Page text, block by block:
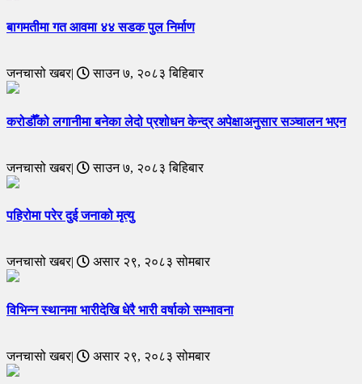
बागमतीमा गत आवमा ४४ सडक पुल निर्माण
जनचासो खबर| साउन ७, २०८३ बिहिबार
करोडौँको लगानीमा बनेका लेदो प्रशोधन केन्द्र अपेक्षाअनुसार सञ्चालन भएन
जनचासो खबर| साउन ७, २०८३ बिहिबार
पहिरोमा परेर दुई जनाको मृत्यु
जनचासो खबर| असार २९, २०८३ सोमबार
विभिन्न स्थानमा भारीदेखि धेरै भारी वर्षाको सम्भावना
जनचासो खबर| असार २९, २०८३ सोमबार